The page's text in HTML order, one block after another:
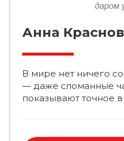
даром
Анна
В мире нет ничего
— даже сломанные
показывают точное